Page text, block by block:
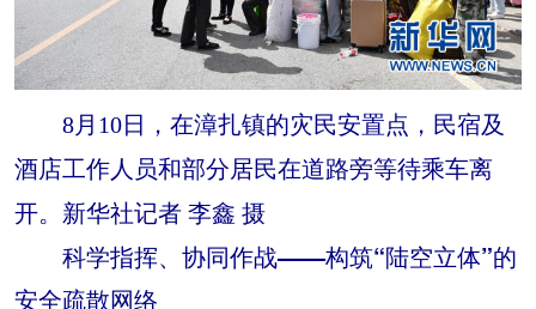
8月10日，在漳扎镇的灾民安置点，民宿及
酒店工作人员和部分居民在道路旁等待乘车离
开。新华社记者 李鑫 摄
科学指挥、协同作战——构筑“陆空立体”的
安全疏散网络